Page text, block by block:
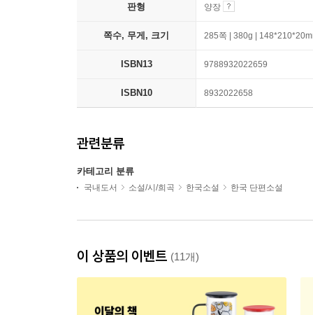
판형 양장
쪽수, 무게, 크기 285쪽 | 380g |
ISBN13 9788932022659
ISBN10 8932022658
관련분류
카테고리 분류
국내도서 소설/시/희곡 한국소설 한국 단편소설
이 상품의 이벤트 (11개)